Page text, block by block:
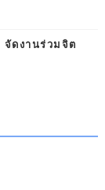
ดงานร่วมจิต